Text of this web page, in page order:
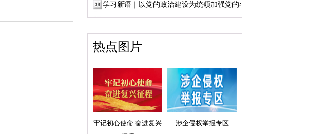
学习新语｜以党的政治建设为统领加强党的各...
热点图片
牢记初心使命 奋进复兴
涉企侵权举报专区